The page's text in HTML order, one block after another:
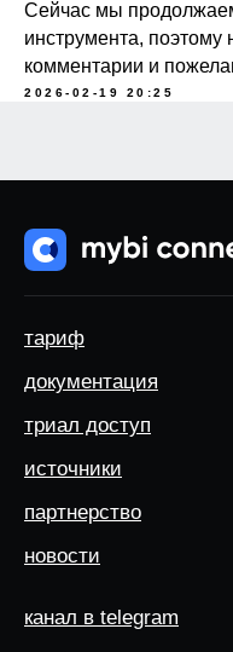
Сейчас мы
инструмента,
комментарии и
2026-02-19 20:25
тариф
документация
триал доступ
источники
канал в telegram
партнерство
новости